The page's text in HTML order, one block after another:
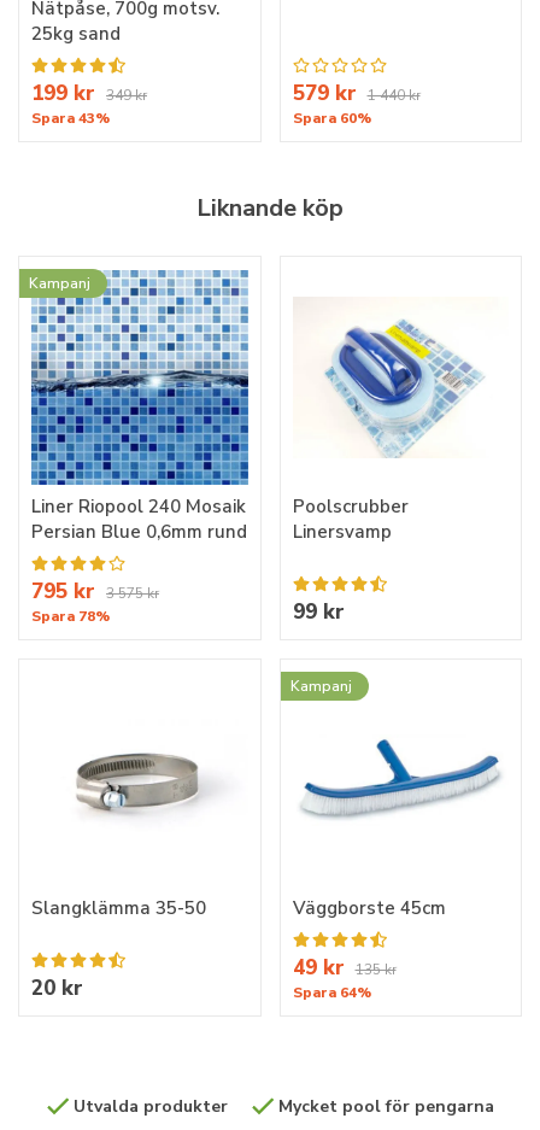
Nätpåse, 700g motsv.
25kg sand
199 kr
349 kr
Spara 43%
579 kr 1 440 kr
Spara 60%
Liknande köp
Kampanj
Liner Riopool 240 Mosaik
Persian Blue 0,6mm rund
795 kr
3 575 kr
Spara 78%
Poolscrubber
Linersvamp
99 kr
Slangklämma 35-50
20 kr
Kampanj
Väggborste 45cm
49 kr 135 kr
Spara 64%
Utvalda produkter
Mycket pool för pengarna